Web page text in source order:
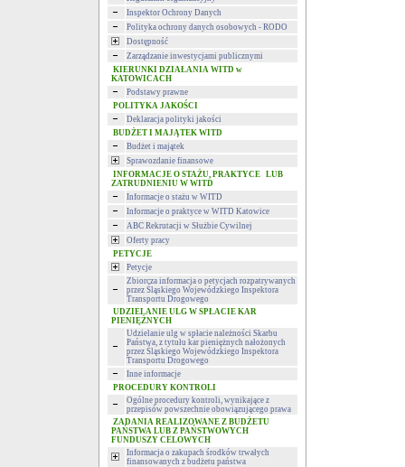
Inspektor Ochrony Danych
Polityka ochrony danych osobowych - RODO
Dostępność
Zarządzanie inwestycjami publicznymi
KIERUNKI DZIAŁANIA WITD w
KATOWICACH
Podstawy prawne
POLITYKA JAKOŚCI
Deklaracja polityki jakości
BUDŻET I MAJĄTEK WITD
Budżet i majątek
Sprawozdanie finansowe
INFORMACJE O STAŻU, PRAKTYCE LUB
ZATRUDNIENIU W WITD
Informacje o stażu w WITD
Informacje o praktyce w WITD Katowice
ABC Rekrutacji w Służbie Cywilnej
Oferty pracy
PETYCJE
Petycje
Zbiorcza informacja o petycjach rozpatrywanych
przez Śląskiego Wojewódzkiego Inspektora
Transportu Drogowego
UDZIELANIE ULG W SPŁACIE KAR
PIENIĘŻNYCH
Udzielanie ulg w spłacie należności Skarbu
Państwa, z tytułu kar pieniężnych nałożonych
przez Śląskiego Wojewódzkiego Inspektora
Transportu Drogowego
Inne informacje
PROCEDURY KONTROLI
Ogólne procedury kontroli, wynikające z
przepisów powszechnie obowiązującego prawa
ZADANIA REALIZOWANE Z BUDŻETU
PAŃSTWA LUB Z PAŃSTWOWYCH
FUNDUSZY CELOWYCH
Informacja o zakupach środków trwałych
finansowanych z budżetu państwa